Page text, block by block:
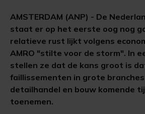
AMSTERDAM (ANP) - De
staat er op het eerste oog nog
relatieve rust lijkt volgens
AMRO "stilte voor de storm". In
stellen ze dat de kans groot is
faillissementen in grote
detailhandel en bouw komende
toenemen.